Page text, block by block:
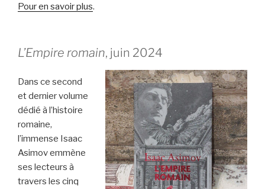
Pour en savoir plus.
L’Empire romain, juin 2024
Dans ce second
et dernier volume
dédié à l’histoire
romaine,
l’immense Isaac
Asimov emmène
ses lecteurs à
travers les cinq